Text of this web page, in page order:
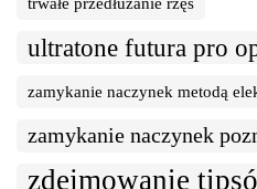
ultratone futura pro
zamykanie naczynek metodą
zamykanie naczynek
zdejmowanie